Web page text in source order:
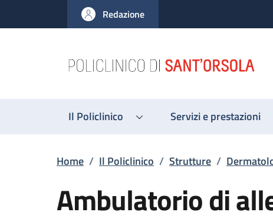
al contenuto principale
to footer content
Redazione
Il Policlinico Servizi e prestazioni
Briciole di pane
Home / Il Policlinico / Strutture /
Ambulatorio di